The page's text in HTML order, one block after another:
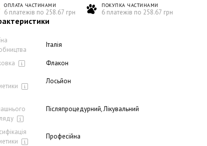
ОПЛАТА ЧАСТИНАМИ
6 платежів по 258.67 грн
ПОКУПКА ЧАСТИНАМИ
6 платежів по 258.67 грн
Італія
Флакон
Лосьйон
Післяпроцедурний, Лікувальний
Професійна